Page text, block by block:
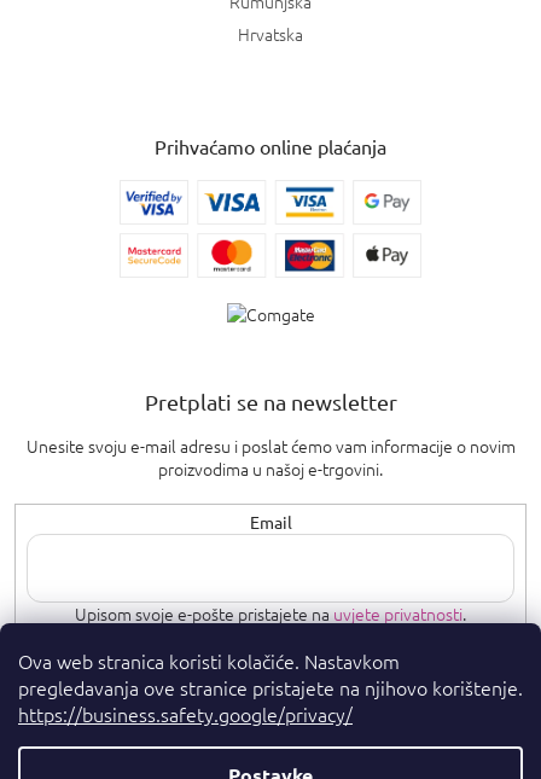
Ova web stranica koristi kolačiće. Nastavkom
pregledavanja ove stranice pristajete na njihovo korištenje.
https://business.safety.google/privacy/
Hrvatska
Prihvaćamo online plaćanja
Pretplati se na newsletter
Unesite svoju e-mail adresu i poslat ćemo vam informacije o novim
proizvodima u našoj e-trgovini.
Email
Upisom svoje e-pošte pristajete nauvjete privatnosti.
PRETPLATI SE